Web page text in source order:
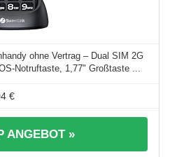
ohne Vertrag – Dual SIM 2G
Notruftaste, 1,77" Großtaste ...
€
ANGEBOT »